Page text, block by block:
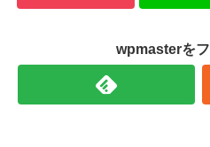
wpmasterを